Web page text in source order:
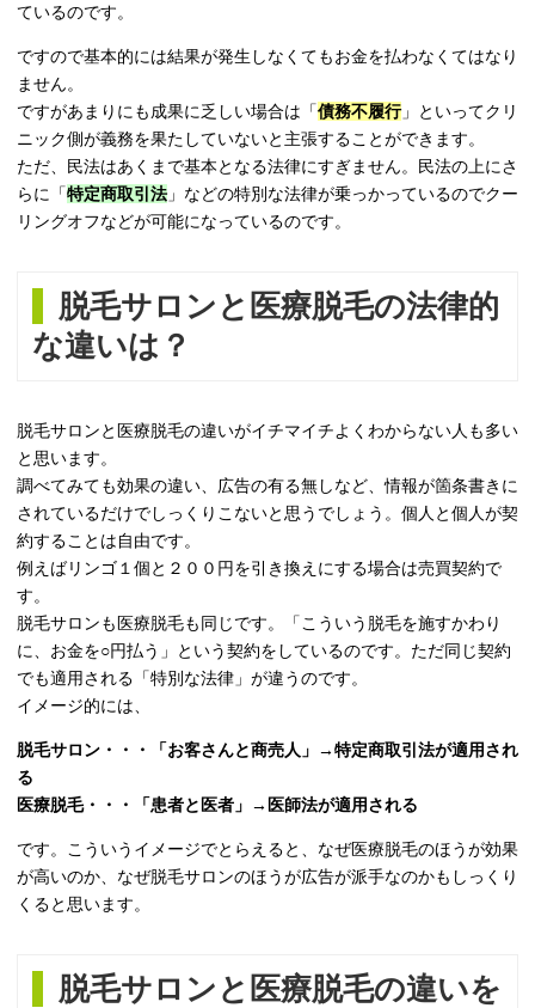
ているのです。
ですので基本的には結果が発生しなくてもお金を払わなくてはなり
ません。
ですがあまりにも成果に乏しい場合は「債務不履行」といってクリ
ニック側が義務を果たしていないと主張することができます。
ただ、民法はあくまで基本となる法律にすぎません。民法の上にさ
らに「特定商取引法 」などの特別な法律が乗っかっているのでクー
リングオフなどが可能になっているのです。
脱毛サロンと医療脱毛の法律的
な違いは？
脱毛サロンと医療脱毛の違いがイチマイチよくわからない人も多い
と思います。
調べてみても効果の違い、広告の有る無しなど、情報が箇条書きに
されているだけでしっくりこないと思うでしょう。個人と個人が契
約することは自由です。
例えばリンゴ１個と２００円を引き換えにする場合は売買契約で
す。
脱毛サロンも医療脱毛も同じです。「こういう脱毛を施すかわり
に、お金を○円払う」という契約をしているのです。ただ同じ契約
でも適用される「特別な法律」が違うのです。
イメージ的には、
脱毛サロン・・・「お客さんと商売人」→特定商取引法が適用され
る
医療脱毛・・・「患者と医者」→医師法が適用される
です。こういうイメージでとらえると、なぜ医療脱毛のほうが効果
が高いのか、なぜ脱毛サロンのほうが広告が派手なのかもしっくり
くると思います。
脱毛サロンと医療脱毛の違いを